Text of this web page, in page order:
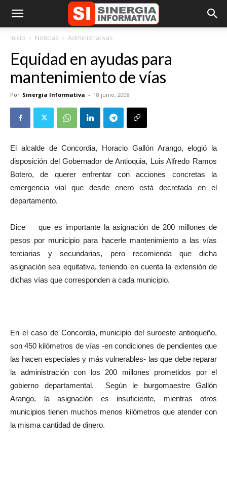
Inicio Noticias Administrativas
Equidad en ayudas para
mantenimiento de vías
Por Sinergia Informativa - 18 junio, 2008
El alcalde de Concordia, Horacio Gallón Arango, elogió la
disposición del Gobernador de Antioquia, Luis Alfredo Ramos
Botero, de querer enfrentar con acciones concretas la
emergencia vial que desde enero está decretada en el
departamento.
Dice
que es importante la asignación de 200 millones de
pesos por municipio para hacerle mantenimiento a las vías
terciarias y secundarias, pero recomienda que dicha
asignación sea equitativa, teniendo en cuenta la extensión de
dichas vías que corresponden a cada municipio.
En el caso de Concordia, municipio del suroeste antioqueño,
son 450 kilómetros de vías -en condiciones de pendientes que
las hacen especiales y más vulnerables- las que debe reparar
la administración con los 200 millones prometidos por el
gobierno departamental.
Según le burgomaestre Gallón
Arango, la asignación es insuficiente, mientras otros
municipios tienen muchos menos kilómetros que atender con
la misma cantidad de dinero.